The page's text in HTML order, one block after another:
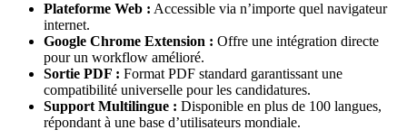
Plateforme Web : Accessible via n’importe quel navigateur
internet.
Google Chrome Extension : Offre une intégration directe
pour un workflow amélioré.
Sortie PDF : Format PDF standard garantissant une
compatibilité universelle pour les candidatures.
Support Multilingue : Disponible en plus de 100 langues,
répondant à une base d’utilisateurs mondiale.